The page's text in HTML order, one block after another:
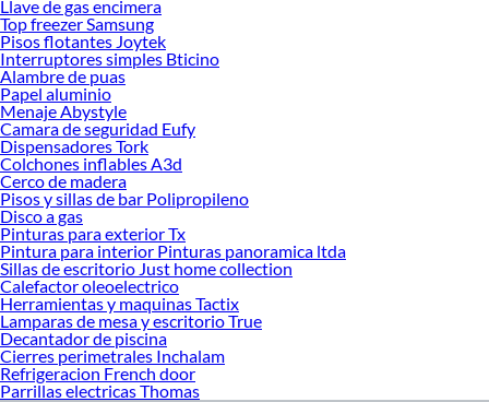
Llave de gas encimera
Top freezer Samsung
Pisos flotantes Joytek
Interruptores simples Bticino
Alambre de puas
Papel aluminio
Menaje Abystyle
Camara de seguridad Eufy
Dispensadores Tork
Colchones inflables A3d
Cerco de madera
Pisos y sillas de bar Polipropileno
Disco a gas
Pinturas para exterior Tx
Pintura para interior Pinturas panoramica ltda
Sillas de escritorio Just home collection
Calefactor oleoelectrico
Herramientas y maquinas Tactix
Lamparas de mesa y escritorio True
Decantador de piscina
Cierres perimetrales Inchalam
Refrigeracion French door
Parrillas electricas Thomas